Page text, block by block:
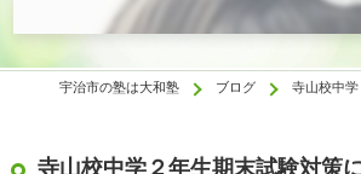
宇治市の塾は大和塾 ブログ 寺山校中